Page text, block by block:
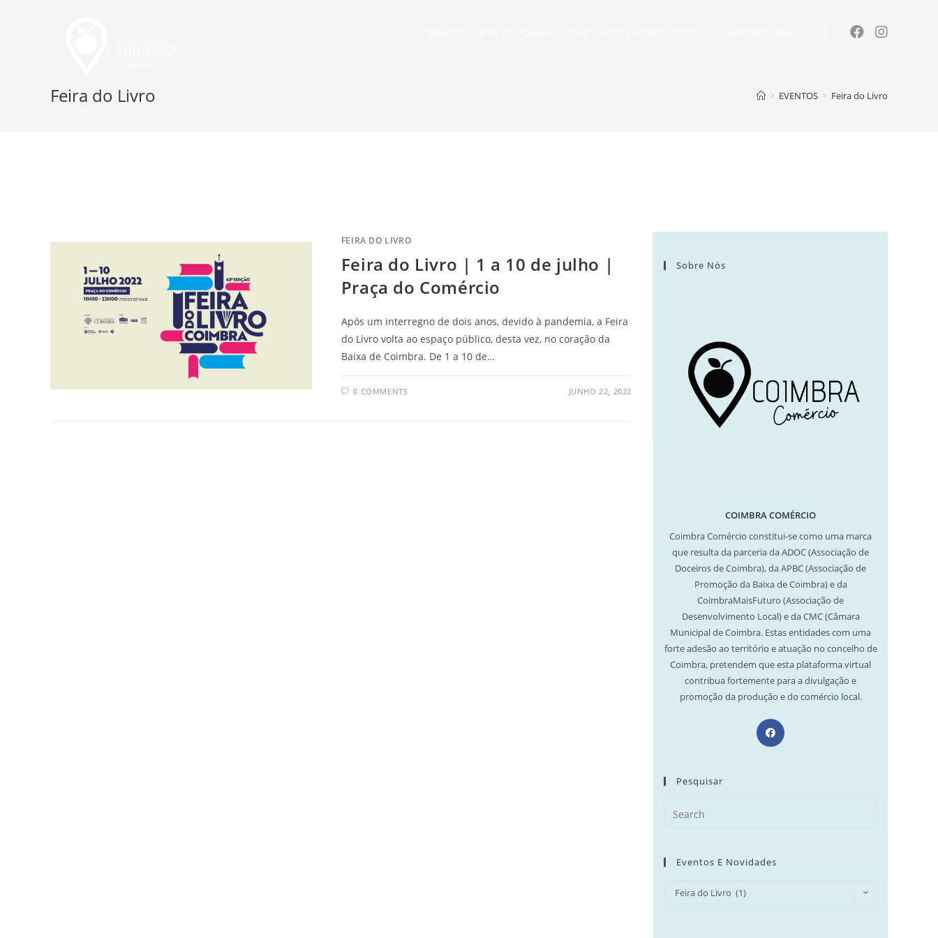
Feira do Livro > EVENTOS > Feira do Livro
FEIRA DO LIVRO
Feira do Livro | 1 a 10 de julho |
Praça do Comércio
Após um interregno de dois anos, devido à pandemia, a Feira
do Livro volta ao espaço público, desta vez, no coração da
Baixa de Coimbra. De 1 a 10 de…
0 COMMENTS JUNHO 22, 2022
Sobre Nós
COIMBRA COMÉRCIO
Coimbra Comércio constitui-se como uma marca
que resulta da parceria da ADOC (Associação de
Doceiros de Coimbra), da APBC (Associação de
Promoção da Baixa de Coimbra) e da
CoimbraMaisFuturo (Associação de
Desenvolvimento Local) e da CMC (Câmara
Municipal de Coimbra. Estas entidades com uma
forte adesão ao território e atuação no concelho de
Coimbra, pretendem que esta plataforma virtual
contribua fortemente para a divulgação e
promoção da produção e do comércio local.
Opens
Pesquisar
Search
Eventos E Novidades
Eventos
Feira do Livro (1)